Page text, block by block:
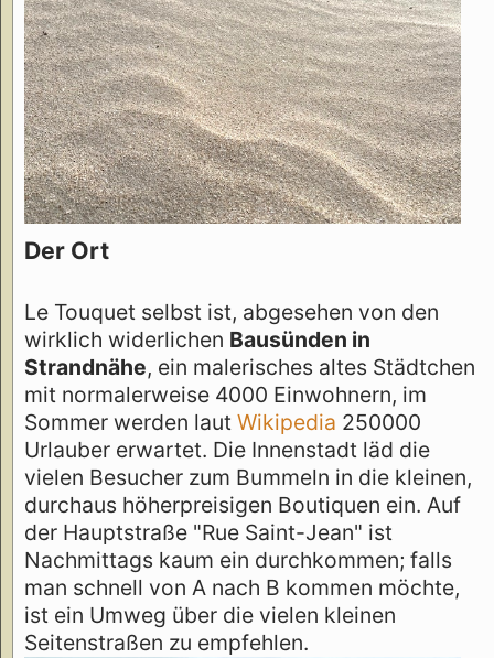
Der Ort
Le Touquet selbst ist, abgesehen von den
wirklich widerlichen Bausünden in
Strandnähe, ein malerisches altes Städtchen
mit normalerweise 4000 Einwohnern, im
Sommer werden laut Wikipedia 250000
Urlauber erwartet. Die Innenstadt läd die
vielen Besucher zum Bummeln in die kleinen,
durchaus höherpreisigen Boutiquen ein. Auf
der Hauptstraße "Rue Saint-Jean" ist
Nachmittags kaum ein durchkommen; falls
man schnell von A nach B kommen möchte,
ist ein Umweg über die vielen kleinen
Seitenstraßen zu empfehlen.